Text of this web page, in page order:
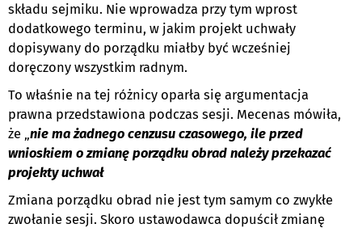
składu sejmiku. Nie wprowadza przy tym wprost
dodatkowego terminu, w jakim projekt uchwały
dopisywany do porządku miałby być wcześniej
doręczony wszystkim radnym.
To właśnie na tej różnicy oparła się argumentacja
prawna przedstawiona podczas sesji. Mecenas mówiła,
że „nie ma żadnego cenzusu czasowego, ile przed
wnioskiem o zmianę porządku obrad należy przekazać
projekty uchwał
Zmiana porządku obrad nie jest tym samym co zwykłe
zwołanie sesji. Skoro ustawodawca dopuścił zmianę